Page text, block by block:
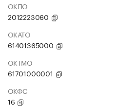
ОКПО
2012223060
ОКАТО
61401365000
ОКТМО
61701000001
ОКФС
16